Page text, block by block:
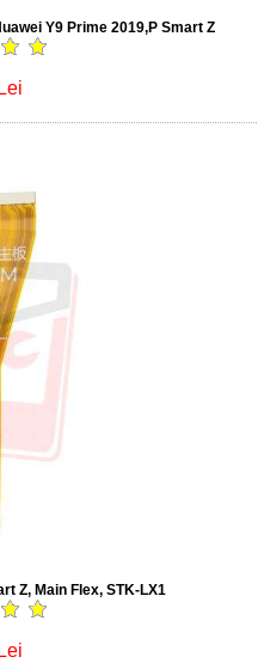
Y9 Prime 2019,P Smart Z
Lei
Z, Main Flex, STK-LX1
Lei